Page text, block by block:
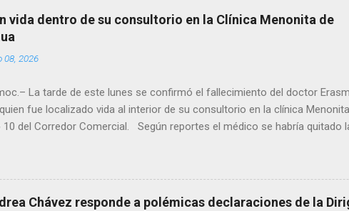
vida dentro de su consultorio en la Clínica Menonita de
08, 2026
La tarde de este lunes se confirmó el fallecimiento del doctor
fue localizado vida al interior de su consultorio en la clínica
del Corredor Comercial. Según reportes el médico se habría quitado
ya sin signos vitales. Erasmo Estrada, quien se desempeñó como
el periodo 2023–2024, era un médico reconocido en la región.
Chávez responde a polémicas declaraciones de la